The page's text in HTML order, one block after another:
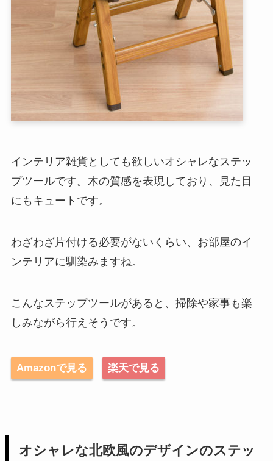
インテリア雑貨としても欲しいオシャレなステッ
プツールです。木の質感を表現しており、見た目
にもキュートです。
わざわざ片付ける必要がないくらい、お部屋のイ
ンテリアに馴染みますね。
こんなステップツールがあると、掃除や家事も楽
しみながら行えそうです。
Amazonで見る 楽天で見る
オシャレな北欧風のデザインのステッ